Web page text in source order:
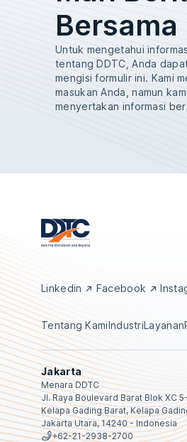
Bersama
Untuk mengetahui
tentang DDTC, Anda
mengisi formulir ini. Kami
masukan Anda, namun
menyertakan informasi
Linkedin Facebook
Tentang KamiIndustriLayanan
Jakarta
Menara DDTC
Jl. Raya Boulevard Barat Blok XC
Kelapa Gading Barat, Kelapa
Jakarta Utara, 14240 - Indonesia
+62-21-2938-2700